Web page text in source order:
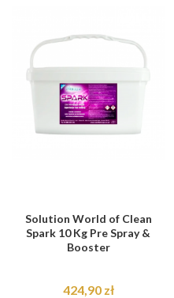
Solution World of Clean
Spark 10 Kg Pre Spray &
Booster
424,90 zł